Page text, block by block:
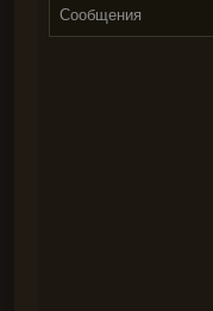
Сообщения